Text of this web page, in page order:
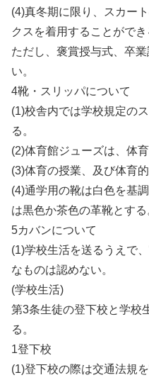
(4)真冬期に限り、スカー
クスを着用することができ
ただし、褒賞授与式、卒
い。
4靴・スリッパについて
(1)校舎内では学校規定の
る。
(2)体育館ジューズは、体
(3)体育の授業、及び体育
(4)通学用の靴は白色を基
は黒色か茶色の革靴とする
5カバンについて
(1)学校生活を送るうえで
なものは認めない。
(学校生活)
第3条生徒の登下校と学校
る。
1登下校
(1)登下校の際は交通法規